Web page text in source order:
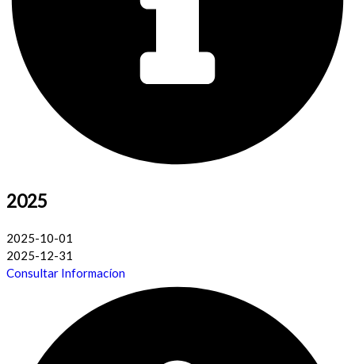
2025
2025-10-01
2025-12-31
Consultar Informacíon